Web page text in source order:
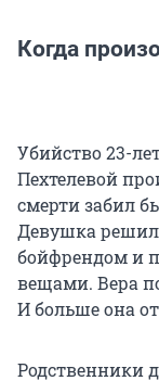
Когда
Убийство 23-
Пехтелевой
смерти забил
Девушка
бойфрендом и
вещами. Вера
И больше она
Родственники